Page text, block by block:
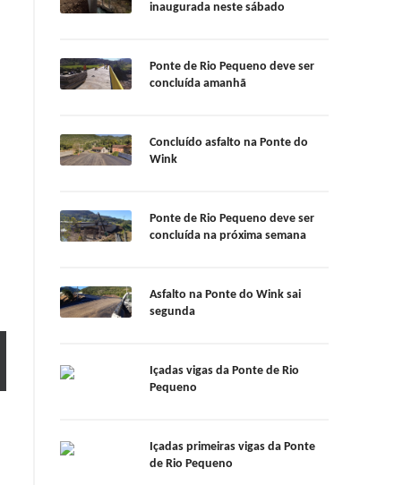
inaugurada neste sábado
Ponte de Rio Pequeno deve ser
concluída amanhã
Concluído asfalto na Ponte do
Wink
Ponte de Rio Pequeno deve ser
concluída na próxima semana
Asfalto na Ponte do Wink sai
segunda
Içadas vigas da Ponte de Rio
Pequeno
Içadas primeiras vigas da Ponte
de Rio Pequeno